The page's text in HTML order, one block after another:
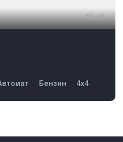
16
Бензин
4х4